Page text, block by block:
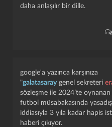
daha anlaşılır bir dille.
google'a yazınca karşınıza
"galatasaray genel sekreteri
sözleşme ile 2024’te
futbol müsabakasında
iddiasıyla 3 yıla kadar hapis
haberi çıkıyor.